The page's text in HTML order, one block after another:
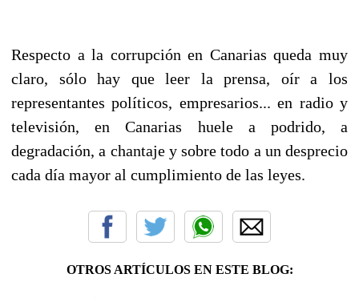
Respecto a la corrupción en Canarias queda muy
claro, sólo hay que leer la prensa, oír a los
representantes políticos, empresarios... en radio y
televisión, en Canarias huele a podrido, a
degradación, a chantaje y sobre todo a un desprecio
cada día mayor al cumplimiento de las leyes.
OTROS ARTÍCULOS EN ESTE BLOG: